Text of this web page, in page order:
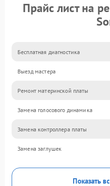
Прайс лист на
Бесплатная диагностика
Выезд мастера
Ремонт материнской платы
Замена голосового динамика
Замена контроллера платы
Замена заглушек
Показать